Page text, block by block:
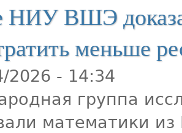
НИУ ВШЭ
меньше
2026 - 14:34
группа
математики из